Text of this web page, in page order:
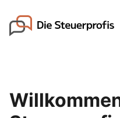
content
Go to landing page.